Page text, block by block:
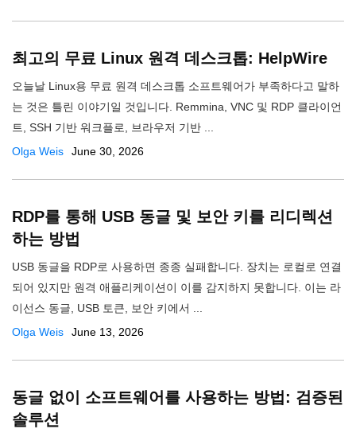
최고의 무료 Linux 원격 데스크톱: HelpWire
오늘날 Linux용 무료 원격 데스크톱 소프트웨어가 부족하다고 말하
는 것은 틀린 이야기일 것입니다. Remmina, VNC 및 RDP 클라이언
트, SSH 기반 워크플로, 브라우저 기반 ...
Olga Weis
June 30, 2026
RDP를 통해 USB 동글 및 보안 키를 리디렉션
하는 방법
USB 동글을 RDP로 사용하면 종종 실패합니다. 장치는 로컬로 연결
되어 있지만 원격 애플리케이션이 이를 감지하지 못합니다. 이는 라
이선스 동글, USB 토큰, 보안 키에서 ...
Olga Weis
June 13, 2026
동글 없이 소프트웨어를 사용하는 방법: 검증된
솔루션